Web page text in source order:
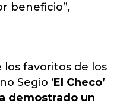
beneficio”,
favoritos de los
Segio ‘El Checo’
demostrado un